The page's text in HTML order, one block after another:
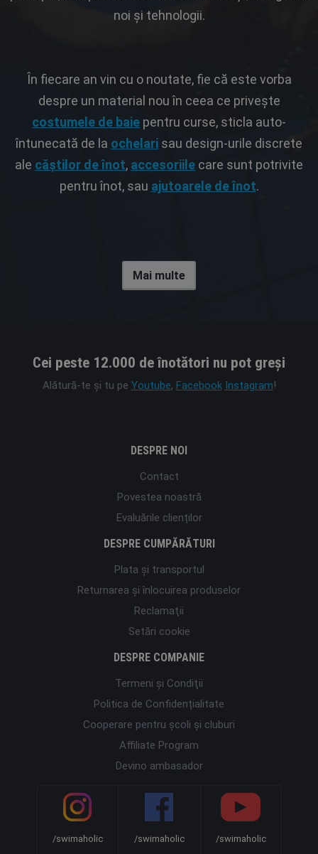
noi și tehnologii.
În fiecare an vin cu o noutate, fie că este vorba
despre un material nou în ceea ce privește
costumele de baie pentru curse, sticla auto-
întunecată de la ochelari sau design-urile discrete
ale căștilor de înot, accesoriile care sunt potrivite
pentru înot, sau ajutoarele de înot.
Mai multe
Cei peste 12.000 de înotători nu pot greși
Alătură-te și tu pe Youtube, Facebook Instagram!
DESPRE NOI
Contact
Povestea noastră
Evaluările clienților
DESPRE CUMPĂRĂTURI
Plata şi transportul
Returnarea și înlocuirea produselor
Reclamaţii
Setări cookie
DESPRE COMPANIE
Termeni şi Condiţii
Politica de Confidențialitate
Cooperare pentru școli și cluburi
Affiliate Program
Devino ambasador
/swimaholic /swimaholic /swimaholic